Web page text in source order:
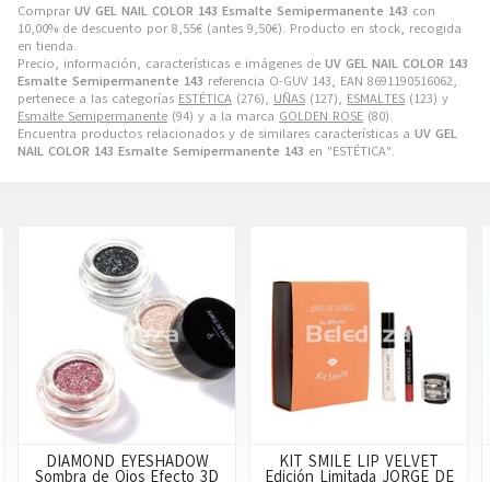
Comprar UV GEL NAIL COLOR 143 Esmalte Semipermanente 143 con
10,00% de descuento por 8,55€ (antes 9,50€). Producto en stock, recogida
en tienda.
Precio, información, características e imágenes de UV GEL NAIL COLOR 143
Esmalte Semipermanente 143 referencia O-GUV 143, EAN 8691190516062,
pertenece a las categorías ESTÉTICA (276), UÑAS (127), ESMALTES (123) y
Esmalte Semipermanente (94) y a la marca GOLDEN ROSE (80).
Encuentra productos relacionados y de similares características a UV GEL
NAIL COLOR 143 Esmalte Semipermanente 143 en "ESTÉTICA".
KIT SMILE LIP VELVET
Edición Limitada JORGE DE
NUDE LOOK CONTOURING
FACE PEN WARM HONEY